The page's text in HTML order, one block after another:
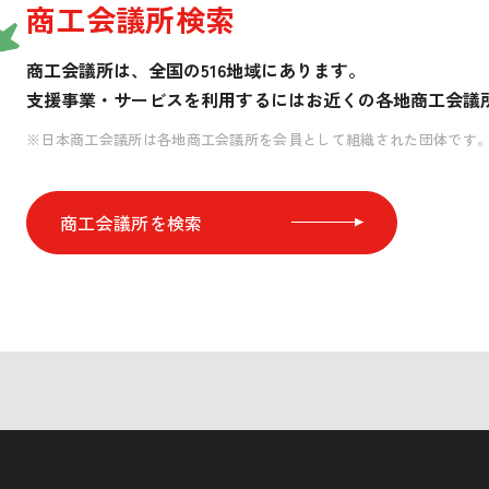
商工会議所検索
商工会議所は、全国の516地域にあります。
支援事業・サービスを利用するにはお近くの各地商工会議
※日本商工会議所は各地商工会議所を会員として組織された団体です。
商工会議所を検索